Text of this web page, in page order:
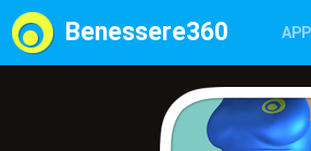
Benessere360